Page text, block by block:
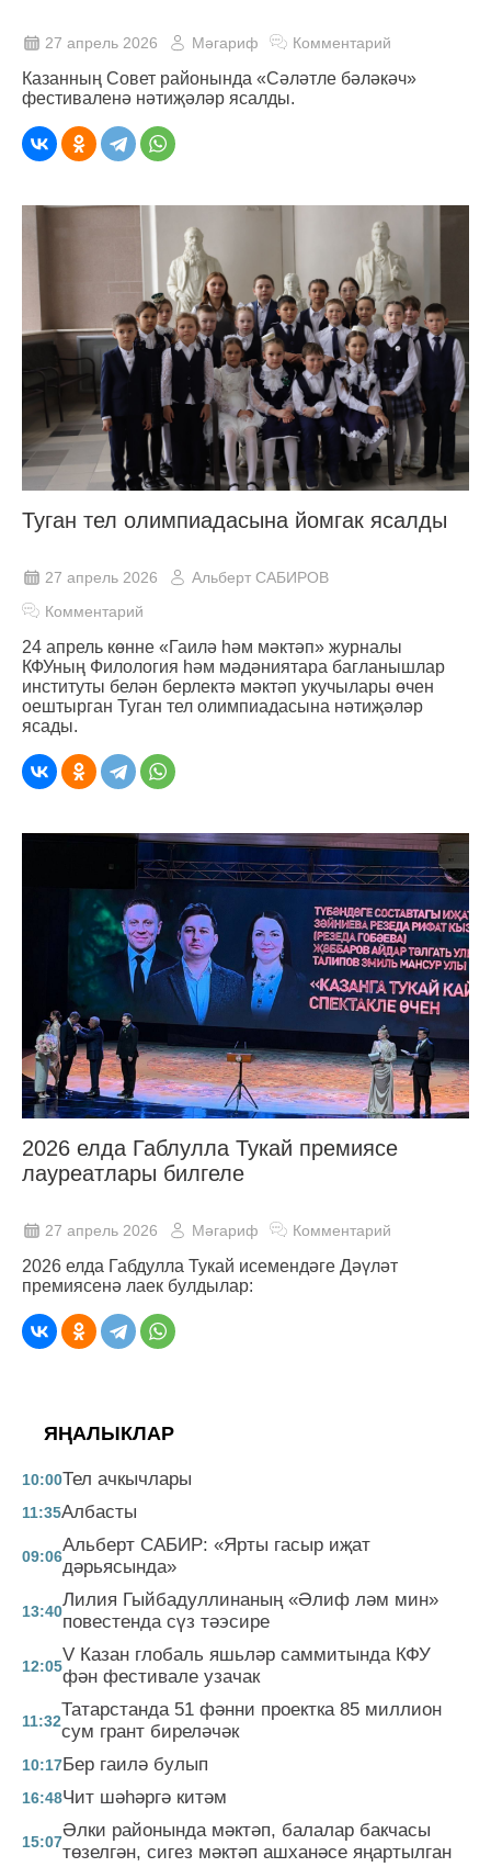
27 апрель 2026 Мәгариф Комментарий
Казанның Совет районында «Сәләтле бәләкәч»
фестиваленә нәтиҗәләр ясалды.
Туган тел олимпиадасына йомгак ясалды
27 апрель 2026
Альберт САБИРОВ
Комментарий
24 апрель көнне «Гаилә һәм мәктәп» журналы
КФУның Филология һәм мәдәниятара багланышлар
институты белән берлектә мәктәп укучылары өчен
оештырган Туган тел олимпиадасына нәтиҗәләр
ясады.
2026 елда Габлулла Тукай премиясе
лауреатлары билгеле
27 апрель 2026 Мәгариф Комментарий
2026 елда Габдулла Тукай исемендәге Дәүләт
премиясенә лаек булдылар:
ЯҢАЛЫКЛАР
10:00Тел ачкычлары
11:35Албасты
09:06
Альберт САБИР: «Ярты гасыр иҗат
дәрьясында»
13:40
Лилия Гыйбадуллинаның «Әлиф ләм мин»
повестенда сүз тәэсире
12:05
V Казан глобаль яшьләр саммитында КФУ
фән фестивале узачак
11:32
Татарстанда 51 фәнни проектка 85 миллион
сум грант биреләчәк
10:17Бер гаилә булып
16:48Чит шәһәргә китәм
15:07
Әлки районында мәктәп, балалар бакчасы
төзелгән, сигез мәктәп ашханәсе яңартылган